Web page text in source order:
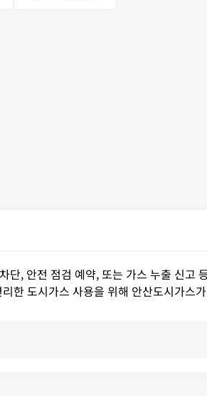
, 안전 점검 예약, 또는 가스 누출 신고
한 도시가스 사용을 위해 안산도시가스